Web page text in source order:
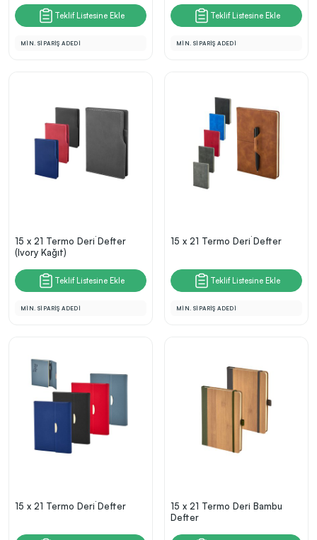
Teklif Listesine Ekle
MİN. SİPARİŞ ADEDİ
Teklif Listesine Ekle
MİN. SİPARİŞ ADEDİ
15 x 21 Termo Deri̇ Defter
(Ivory Kağıt)
Teklif Listesine Ekle
MİN. SİPARİŞ ADEDİ
15 x 21 Termo Deri̇ Defter
Teklif Listesine Ekle
MİN. SİPARİŞ ADEDİ
15 x 21 Termo Deri̇ Defter
15 x 21 Termo Deri Bambu
Defter